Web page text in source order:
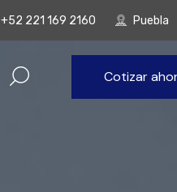
+52 221 169 2160 Puebla
Cotizar